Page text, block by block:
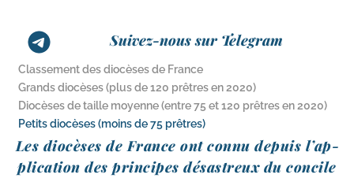
Suivez-nous sur Telegram
Classement des diocèses de France
Grands diocèses (plus de 120 prêtres en 2020)
Diocèses de taille moyenne (entre 75 et 120 prêtres en 2020)
Petits diocèses (moins de 75 prêtres)
Les dio­cèses de France ont connu depuis l’ap­
pli­ca­tion des prin­cipes désas­treux du concile